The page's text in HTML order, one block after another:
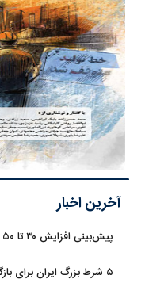
آخرین اخبار
۵ شرط بزرگ ایران برای بازگشایی تنگه هرمز/ وال‌استریت ژورنال خبر داد